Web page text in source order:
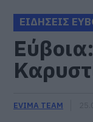
ΕΙΔΗΣΕΙΣ
EVIMA TEAM